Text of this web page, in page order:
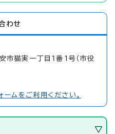
わせ
猫実一丁目1番1号（市役
ムをご利用ください。